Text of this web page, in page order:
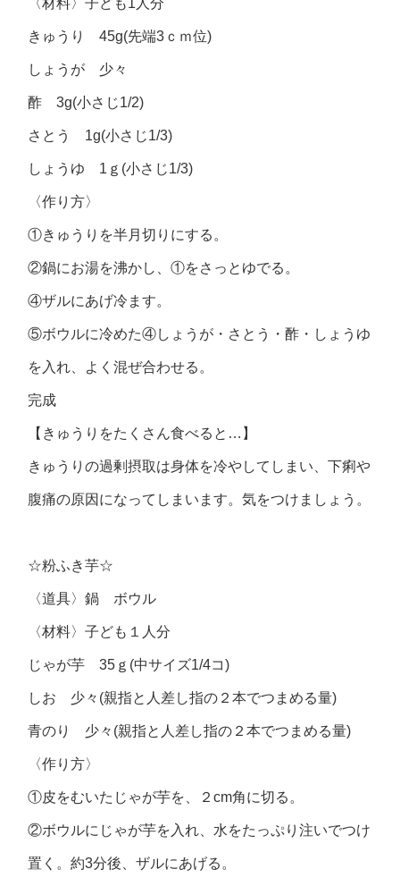
〈材料〉子ども1人分
きゅうり 45g(先端3ｃｍ位)
しょうが 少々
酢 3g(小さじ1/2)
さとう 1g(小さじ1/3)
しょうゆ 1ｇ(小さじ1/3)
〈作り方〉
①きゅうりを半月切りにする。
②鍋にお湯を沸かし、①をさっとゆでる。
④ザルにあげ冷ます。
⑤ボウルに冷めた④しょうが・さとう・酢・しょうゆ
を入れ、よく混ぜ合わせる。
完成
【きゅうりをたくさん食べると…】
きゅうりの過剰摂取は身体を冷やしてしまい、下痢や
腹痛の原因になってしまいます。気をつけましょう。
☆粉ふき芋☆
〈道具〉鍋 ボウル
〈材料〉子ども１人分
じゃが芋 35ｇ(中サイズ1/4コ)
しお 少々(親指と人差し指の２本でつまめる量)
青のり 少々(親指と人差し指の２本でつまめる量)
〈作り方〉
①皮をむいたじゃが芋を、２cm角に切る。
②ボウルにじゃが芋を入れ、水をたっぷり注いでつけ
置く。約3分後、ザルにあげる。